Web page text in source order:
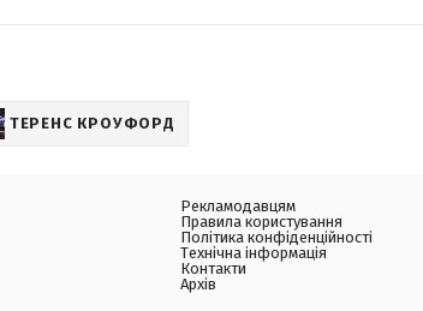
ТЕРЕНС КРОУФОРД
Рекламодавцям
Правила користування
Політика конфіденційності
Технічна інформація
Контакти
Архів